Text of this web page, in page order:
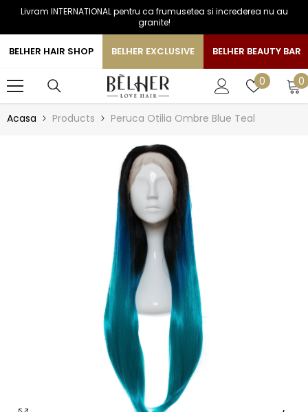
SARI LA CONTINUT
Livram INTERNATIONAL pentru ca frumusetea si increderea nu au
granite!
BELHER HAIR SHOP BELHER EXCLUSIVE BELHER BEAUTY BAR
0 Liste
00
Acasa Products Peruca Otilia Ombre Blue Teal